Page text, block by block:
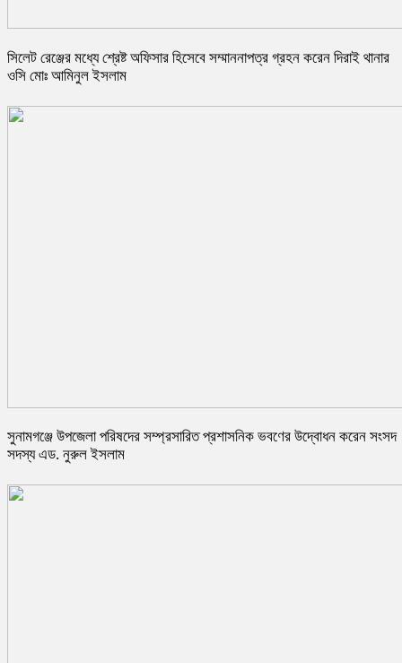
সিলেট রেঞ্জের মধ্যে শ্রেষ্ট অফিসার হিসেবে সম্মাননাপত্র গ্রহন করেন দিরাই থানার
ওসি মোঃ আমিনুল ইসলাম
সুনামগঞ্জে উপজেলা পরিষদের সম্প্রসারিত প্রশাসনিক ভবণের উদ্বোধন করেন সংসদ
সদস্য এড. নুরুল ইসলাম